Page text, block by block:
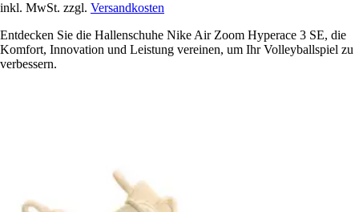
inkl. MwSt. zzgl. Versandkosten
Entdecken Sie die Hallenschuhe Nike Air Zoom Hyperace 3 SE, die
Komfort, Innovation und Leistung vereinen, um Ihr Volleyballspiel zu
verbessern.